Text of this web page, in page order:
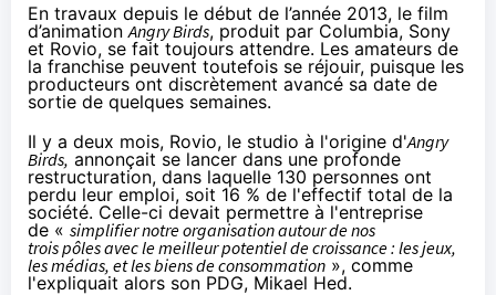
En travaux depuis le début de l’année 2013, le film
d’animation Angry Birds, produit par Columbia, Sony
et Rovio, se fait toujours attendre. Les amateurs de
la franchise peuvent toutefois se réjouir, puisque les
producteurs ont discrètement avancé sa date de
sortie de quelques semaines.
Il y a deux mois, Rovio, le studio à l'origine d'Angry
Birds, annonçait se lancer dans une profonde
restructuration, dans laquelle 130 personnes ont
perdu leur emploi, soit 16 % de l'effectif total de la
société. Celle-ci devait permettre à l'entreprise
de « simplifier notre organisation autour de nos
troispôlesavec le meilleur potentiel de croissance : les jeux,
les médias, et les biens de consommation », comme
l'expliquait alors son PDG, Mikael Hed.